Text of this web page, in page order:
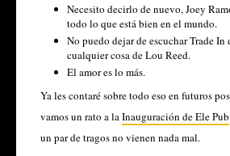
Necesito decirlo de nuevo, Joey
todo lo que está bien en el mundo.
No puedo dejar de escuchar Trade In
cualquier cosa de Lou Reed.
El amor es lo más.
Ya les contaré sobre todo eso en futuros
vamos un rato a laInauguración de Ele Pub
un par de tragos no vienen nada mal.